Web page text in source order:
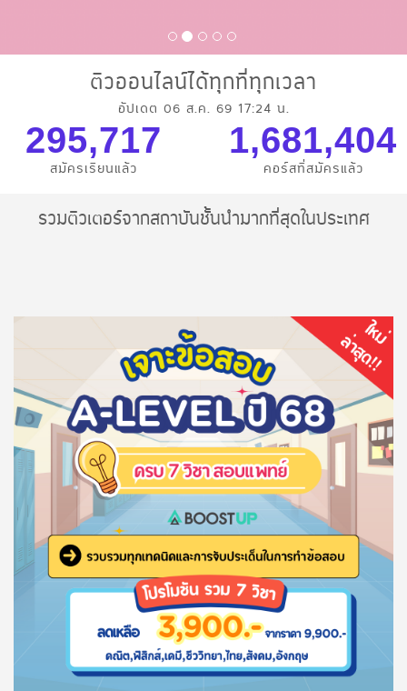
ติวออนไลน์ได้ทุกที่ทุกเวลา
อัปเดต 06 ส.ค. 69 17:24 น.
1,681,404
คอร์สที่สมัครแล้ว
295,717
สมัครเรียนแล้ว
รวมติวเตอร์จากสถาบันชั้นนำมากที่สุดในประเทศ